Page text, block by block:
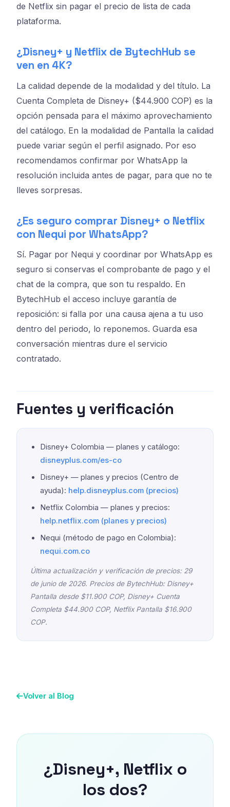
de Netflix sin pagar el precio de lista de cada
plataforma.
¿Disney+ y Netflix de BytechHub se
ven en 4K?
La calidad depende de la modalidad y del título. La
Cuenta Completa de Disney+ ($44.900 COP) es la
opción pensada para el máximo aprovechamiento
del catálogo. En la modalidad de Pantalla la calidad
puede variar según el perfil asignado. Por eso
recomendamos confirmar por WhatsApp la
resolución incluida antes de pagar, para que no te
lleves sorpresas.
¿Es seguro comprar Disney+ o Netflix
con Nequi por WhatsApp?
Sí. Pagar por Nequi y coordinar por WhatsApp es
seguro si conservas el comprobante de pago y el
chat de la compra, que son tu respaldo. En
BytechHub el acceso incluye garantía de
reposición: si falla por una causa ajena a tu uso
dentro del periodo, lo reponemos. Guarda esa
conversación mientras dure el servicio
contratado.
Fuentes y verificación
Disney+ Colombia — planes y catálogo:
disneyplus.com/es-co
Disney+ — planes y precios (Centro de
ayuda): help.disneyplus.com (precios)
Netflix Colombia — planes y precios:
help.netflix.com (planes y precios)
Nequi (método de pago en Colombia):
nequi.com.co
Última actualización y verificación de precios: 29
de junio de 2026. Precios de BytechHub: Disney+
Pantalla desde $11.900 COP, Disney+ Cuenta
Completa $44.900 COP, Netflix Pantalla $16.900
COP.
Volver al Blog
¿Disney+, Netflix o
los dos?